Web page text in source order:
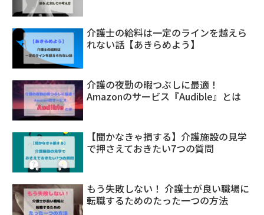
介護士の給料は一定のラインを越えら
れない話【あきらめよう】
介護の夜勤の暇つぶしに最適！
Amazonのサービス『Audible』とは
【聞かなきゃ損する】介護施設の見学
で押さえておきたい7つの質問
もう失敗しない！ 介護士が良い職場に
転職するためのたった一つの方法